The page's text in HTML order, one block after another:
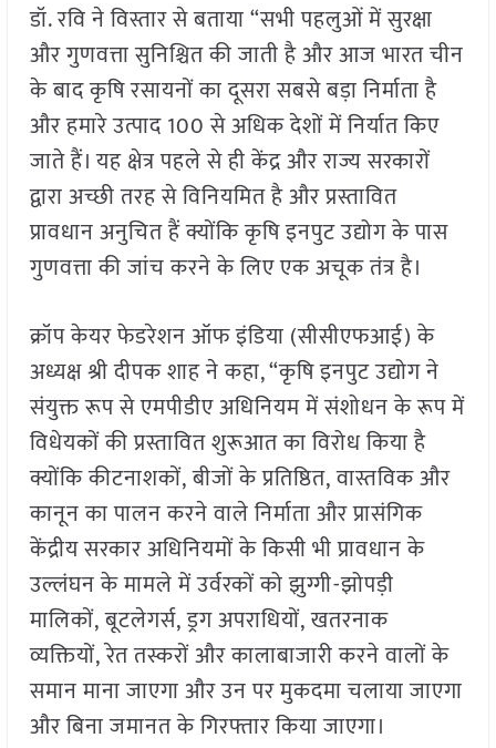
डॉ. रवि ने विस्तार से बताया “सभी पहलुओं में सुरक्षा
और गुणवत्ता सुनिश्चित की जाती है और आज भारत चीन
के बाद कृषि रसायनों का दूसरा सबसे बड़ा निर्माता है
और हमारे उत्पाद 100 से अधिक देशों में निर्यात किए
जाते हैं। यह क्षेत्र पहले से ही केंद्र और राज्य सरकारों
द्वारा अच्छी तरह से विनियमित है और प्रस्तावित
प्रावधान अनुचित हैं क्योंकि कृषि इनपुट उद्योग के पास
गुणवत्ता की जांच करने के लिए एक अचूक तंत्र है।
क्रॉप केयर फेडरेशन ऑफ इंडिया (सीसीएफआई) के
अध्यक्ष श्री दीपक शाह ने कहा, “कृषि इनपुट उद्योग ने
संयुक्त रूप से एमपीडीए अधिनियम में संशोधन के रूप में
विधेयकों की प्रस्तावित शुरूआत का विरोध किया है
क्योंकि कीटनाशकों, बीजों के प्रतिष्ठित, वास्तविक और
कानून का पालन करने वाले निर्माता और प्रासंगिक
केंद्रीय सरकार अधिनियमों के किसी भी प्रावधान के
उल्लंघन के मामले में उर्वरकों को झुग्गी-झोपड़ी
मालिकों, बूटलेगर्स, ड्रग अपराधियों, खतरनाक
व्यक्तियों, रेत तस्करों और कालाबाजारी करने वालों के
समान माना जाएगा और उन पर मुकदमा चलाया जाएगा
और बिना जमानत के गिरफ्तार किया जाएगा।